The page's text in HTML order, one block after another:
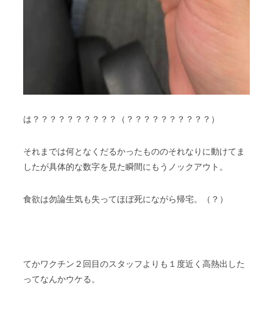
は？？？？？？？？？？（？？？？？？？？？？）
それまでは何となくだるかったもののそれなりに動けてま
したが具体的な数字を見た瞬間にもうノックアウト。
食欲は勿論生気も失ってほぼ死にながら帰宅。（？）
てかワクチン２回目のスタッフよりも１度近く高熱出した
ってなんかウケる。